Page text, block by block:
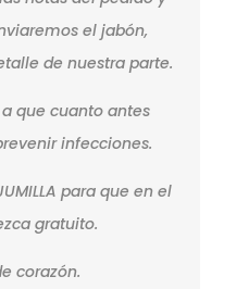
el jabón,
de nuestra parte.
que cuanto antes
infecciones.
para que en el
gratuito.
corazón.